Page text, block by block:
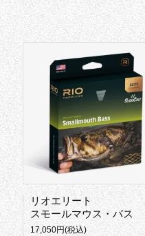
リオエリート
スモールマウス・バス
17,050円(税込)